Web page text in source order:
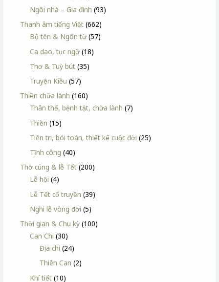
Ngôi nhà – Gia đình (93)
Thanh âm tiếng Việt (662)
Bộ tên & Ngôn từ (57)
Ca dao, tục ngữ (18)
Thơ & Tuỳ bút (35)
Truyện Kiều (57)
Thiền chữa lành (160)
Thân thể, bệnh tật, chữa lành (7)
Thiền (15)
Tiên tri, bói toán, thiết kế cuộc đời (25)
Tĩnh công (40)
Thờ cúng & lễ Tết (200)
Lễ hội (4)
Lễ Tết cổ truyền (39)
Nghi lễ vòng đời (5)
Thời gian & Chu kỳ (100)
Can Chi (30)
Địa chi (24)
Thiên Can (2)
Khí tiết (10)